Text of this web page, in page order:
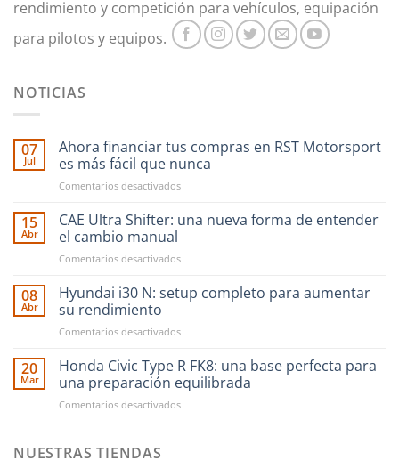
rendimiento y competición para vehículos, equipación
para pilotos y equipos.
NOTICIAS
07
Jul
Ahora financiar tus compras en RST Motorsport
es más fácil que nunca
Comentarios desactivadosen
financiar
en
Motorsport
fácil
nunca
15
Abr
CAE Ultra Shifter: una nueva forma de entender
el cambio manual
Comentarios desactivadosen
Ultra
Shifter:
nueva
de
entender
cambio
08
Abr
Hyundai i30 N: setup completo para aumentar
su rendimiento
Comentarios desactivadosen
i30
setup
completo
20
Mar
Honda Civic Type R FK8: una base perfecta para
una preparación equilibrada
Comentarios desactivadosen
NUESTRAS TIENDAS